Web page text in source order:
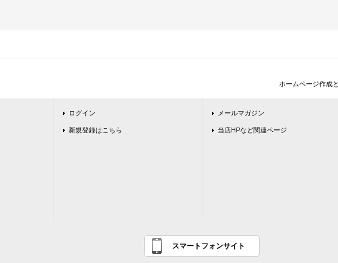
ホームページ作成
ログイン
新規登録はこちら
メールマガジン
当店HPなど関連ページ
スマートフォンサイト